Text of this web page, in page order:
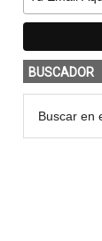
BUSCADOR